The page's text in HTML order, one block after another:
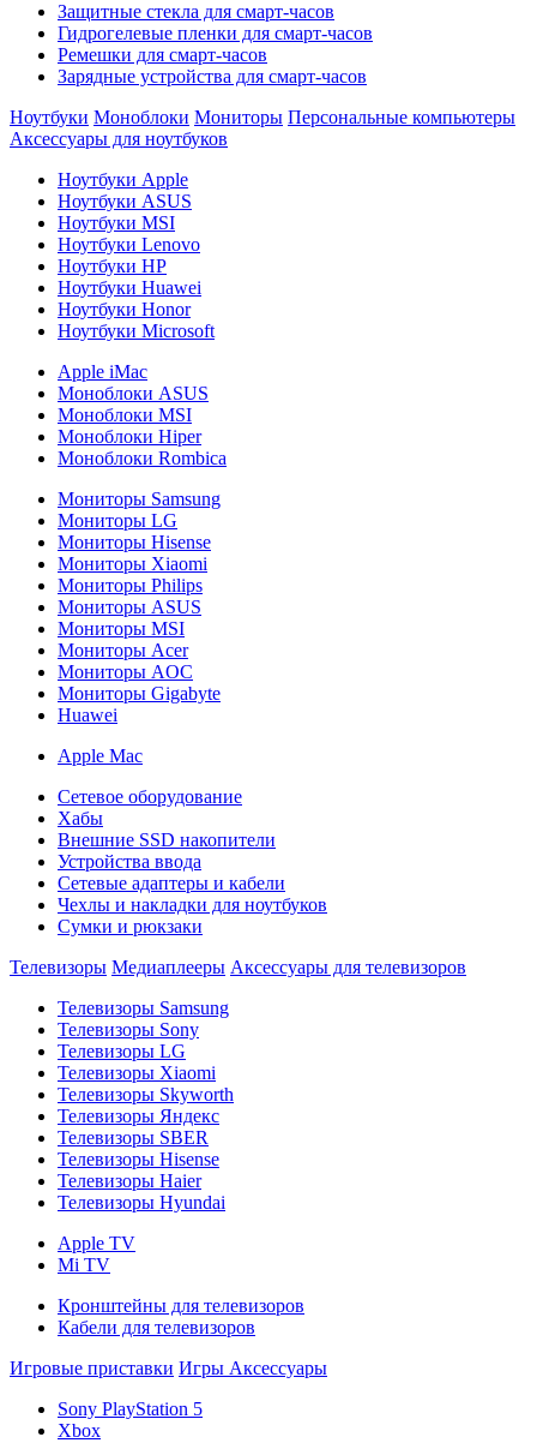
Защитные стекла для смарт-часов
Гидрогелевые пленки для смарт-часов
Ремешки для смарт-часов
Зарядные устройства для смарт-часов
Ноутбуки Моноблоки Мониторы Персональные компьютеры
Аксессуары для ноутбуков
Ноутбуки Apple
Ноутбуки ASUS
Ноутбуки MSI
Ноутбуки Lenovo
Ноутбуки HP
Ноутбуки Huawei
Ноутбуки Honor
Ноутбуки Microsoft
Apple iMac
Моноблоки ASUS
Моноблоки MSI
Моноблоки Hiper
Моноблоки Rombica
Мониторы Samsung
Мониторы LG
Мониторы Hisense
Мониторы Xiaomi
Мониторы Philips
Мониторы ASUS
Мониторы MSI
Мониторы Acer
Мониторы AOC
Мониторы Gigabyte
Huawei
Apple Mac
Сетевое оборудование
Хабы
Внешние SSD накопители
Устройства ввода
Сетевые адаптеры и кабели
Чехлы и накладки для ноутбуков
Сумки и рюкзаки
Телевизоры Медиаплееры Аксессуары для телевизоров
Телевизоры Samsung
Телевизоры Sony
Телевизоры LG
Телевизоры Xiaomi
Телевизоры Skyworth
Телевизоры Яндекс
Телевизоры SBER
Телевизоры Hisense
Телевизоры Haier
Телевизоры Hyundai
Apple TV
Mi TV
Кронштейны для телевизоров
Кабели для телевизоров
Игровые приставки Игры Аксессуары
Sony PlayStation 5
Xbox